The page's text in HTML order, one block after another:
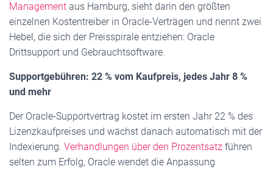
Management aus Hamburg, sieht darin den größten
einzelnen Kostentreiber in Oracle-Verträgen und nennt zwei
Hebel, die sich der Preisspirale entziehen: Oracle
Drittsupport und Gebrauchtsoftware.
Supportgebühren: 22 % vom Kaufpreis, jedes Jahr 8 %
und mehr
Der Oracle-Supportvertrag kostet im ersten Jahr 22 % des
Lizenzkaufpreises und wächst danach automatisch mit der
Indexierung. Verhandlungen über den Prozentsatz führen
selten zum Erfolg, Oracle wendet die Anpassung